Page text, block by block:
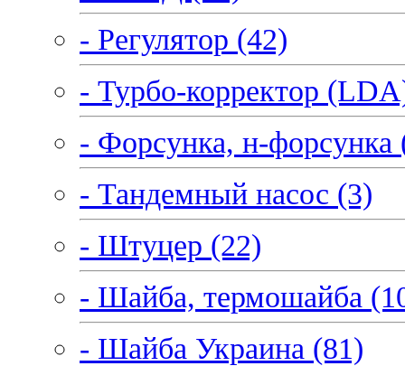
- Регулятор (42)
- Турбо-корректор
- Форсунка, н-форсунка
- Тандемный насос (3)
- Штуцер (22)
- Шайба, термошайба
- Шайба Украина (81)